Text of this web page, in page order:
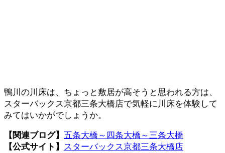
鴨川の川床は、ちょっと敷居が高そうと思われる方は、
スターバックス京都三条大橋店で気軽に川床を体験して
みてはいかがでしょうか。
【関連ブログ】 五条大橋～四条大橋～三条大橋
【公式サイト】 スターバックス京都三条大橋店